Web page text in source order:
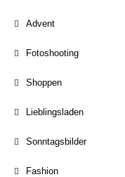
Advent
Fotoshooting
Shoppen
Lieblingsladen
Sonntagsbilder
Fashion